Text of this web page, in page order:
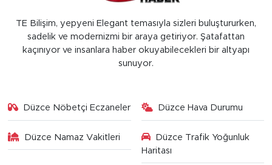
TE Bilişim, yepyeni Elegant temasıyla sizleri buluştururken,
sadelik ve modernizmi bir araya getiriyor. Şatafattan
kaçınıyor ve insanlara haber okuyabilecekleri bir altyapı
sunuyor.
Düzce Nöbetçi Eczaneler Düzce Hava Durumu
Düzce Namaz Vakitleri
Düzce Trafik Yoğunluk
Haritası